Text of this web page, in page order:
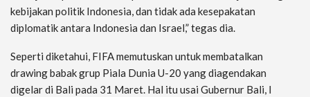
kebijakan politik Indonesia, dan tidak ada kesepakatan
diplomatik antara Indonesia dan Israel,” tegas dia.
Seperti diketahui, FIFA memutuskan untuk membatalkan
drawing babak grup Piala Dunia U-20 yang diagendakan
digelar di Bali pada 31 Maret. Hal itu usai Gubernur Bali, I